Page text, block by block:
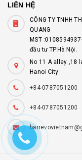
LIÊN HỆ
CÔNG TY TNHH
QUANG
MST
đầu tư TP.Hà Nội.
No 11 A alley ,18
Hanoi City.
+84-0787051200
+84-0787051200